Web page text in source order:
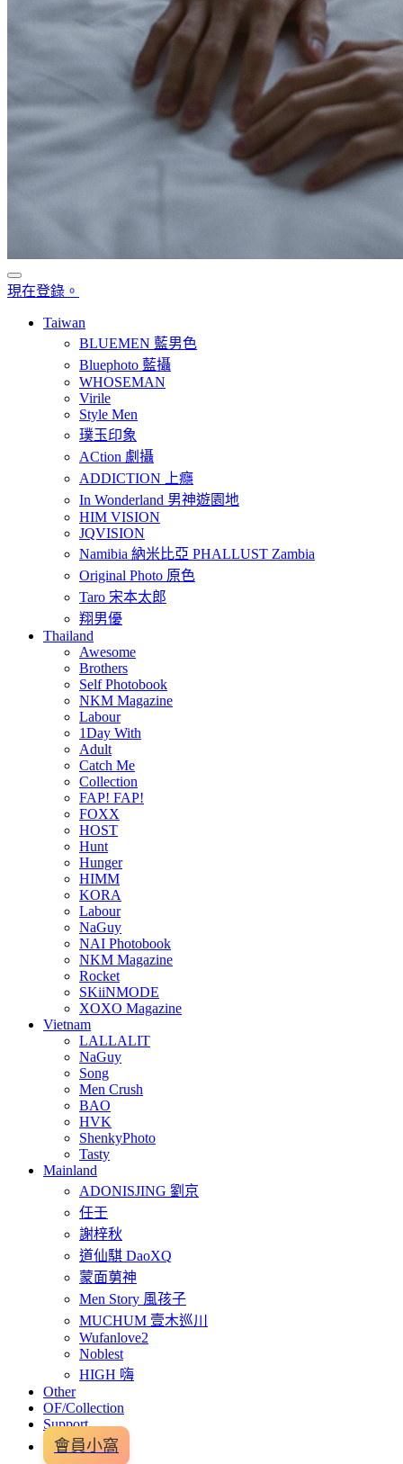
現在登錄。
Taiwan
BLUEMEN 藍男色
Bluephoto 藍攝
WHOSEMAN
Virile
Style Men
璞玉印象
ACtion 劇攝
ADDICTION 上癮
In Wonderland 男神遊園地
HIM VISION
JQVISION
Namibia 納米比亞 PHALLUST Zambia
Original Photo 原色
Taro 宋本太郎
翔男優
Thailand
Awesome
Brothers
Self Photobook
NKM Magazine
Labour
1Day With
Adult
Catch Me
Collection
FAP! FAP!
FOXX
HOST
Hunt
Hunger
HIMM
KORA
Labour
NaGuy
NAI Photobook
NKM Magazine
Rocket
SKiiNMODE
XOXO Magazine
Vietnam
LALLALIT
NaGuy
Song
Men Crush
BAO
HVK
ShenkyPhoto
Tasty
Mainland
ADONISJING 劉京
任壬
謝梓秋
道仙騏 DaoXQ
蒙面莮神
Men Story 風孩子
MUCHUM 壹木巡川
Wufanlove2
Noblest
HIGH 嗨
Other
OF/Collection
Support
會員小窩